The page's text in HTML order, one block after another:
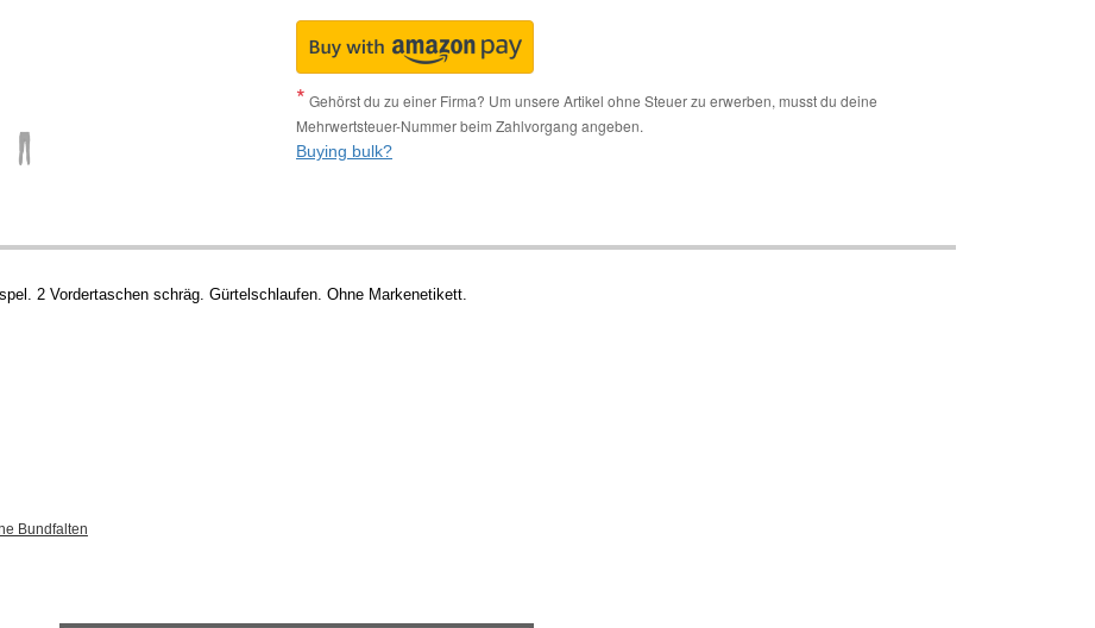
Gehörst du zu einer Firma? Um unsere Artikel ohne Steuer zu erwerben, musst du deine
Mehrwertsteuer-Nummer beim Zahlvorgang angeben.
Buying bulk?
2 Vordertaschen schräg. Gürtelschlaufen. Ohne Markenetikett.
Bundfalten